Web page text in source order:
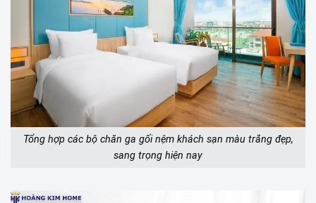
Tổng hợp các bộ chăn ga gối nệm khách sạn màu trắng đẹp,
sang trọng hiện nay